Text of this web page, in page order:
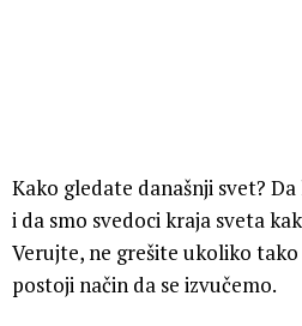
Kako gledate današnji svet?
i da smo svedoci kraja sveta
Verujte, ne grešite ukoliko
postoji način da se izvučemo.